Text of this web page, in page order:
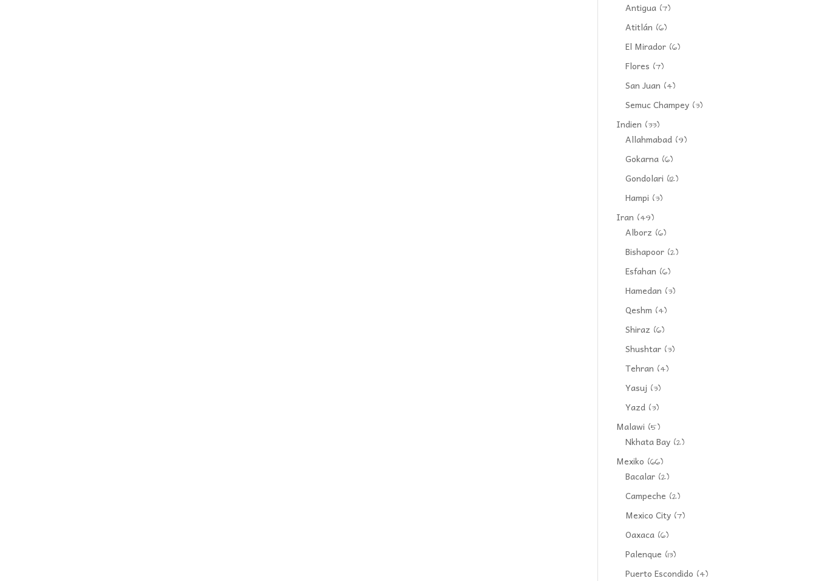
Antigua (7)
Atitlán (6)
El Mirador (6)
Flores (7)
San Juan (4)
Semuc Champey (3)
Indien (33)
Allahmabad (9)
Gokarna (6)
Gondolari (12)
Hampi (3)
Iran (49)
Alborz (6)
Bishapoor (2)
Esfahan (6)
Hamedan (3)
Qeshm (4)
Shiraz (6)
Shushtar (3)
Tehran (4)
Yasuj (3)
Yazd (3)
Malawi (5)
Nkhata Bay (2)
Mexiko (66)
Bacalar (2)
Campeche (2)
Mexico City (7)
Oaxaca (6)
Palenque (13)
Puerto Escondido (4)